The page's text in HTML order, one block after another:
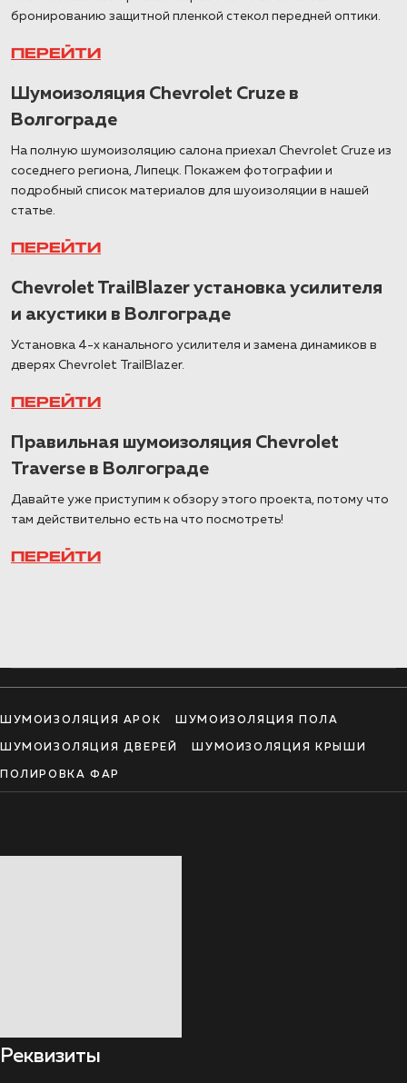
бронированию защитной пленкой стекол передней оптики.
ПЕРЕЙТИ
Шумоизоляция Chevrolet Cruze в
Волгограде
На полную шумоизоляцию салона приехал Chevrolet Cruze из
соседнего региона, Липецк. Покажем фотографии и
подробный список материалов для шуоизоляции в нашей
статье.
ПЕРЕЙТИ
Chevrolet TrailBlazer установка усилителя
и акустики в Волгограде
Установка 4-х канального усилителя и замена динамиков в
дверях Chevrolet TrailBlazer.
ПЕРЕЙТИ
Правильная шумоизоляция Chevrolet
Traverse в Волгограде
Давайте уже приступим к обзору этого проекта, потому что
там действительно есть на что посмотреть!
ПЕРЕЙТИ
ШУМОИЗОЛЯЦИЯ АРОК ШУМОИЗОЛЯЦИЯ ПОЛА
ШУМОИЗОЛЯЦИЯ ДВЕРЕЙ ШУМОИЗОЛЯЦИЯ КРЫШИ
ПОЛИРОВКА ФАР
Реквизиты